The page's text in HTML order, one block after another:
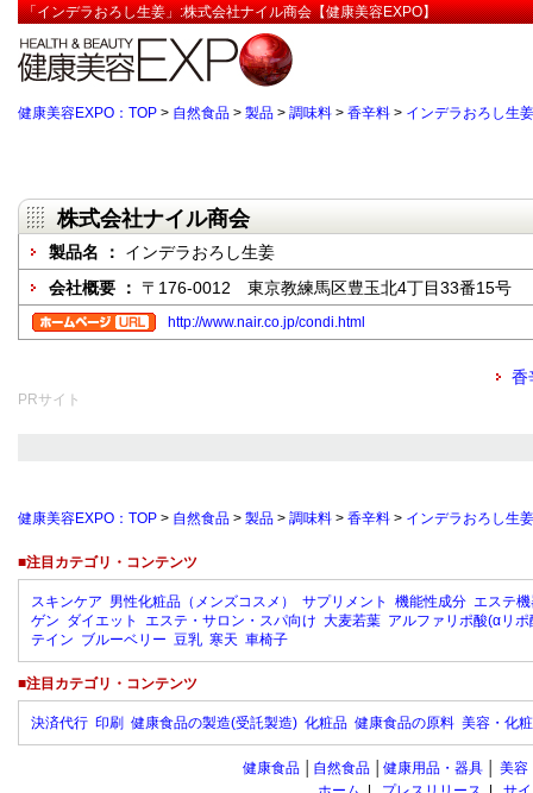
「インデラおろし生姜」:株式会社ナイル商会【健康美容EXPO】
健康美容EXPO：TOP > 自然食品 > 製品 > 調味料 > 香辛料 > インデラおろし生姜
株式会社ナイル商会
製品名 ： インデラおろし生姜
会社概要 ： 〒176-0012 東京教練馬区豊玉北4丁目33番15号
http://www.nair.co.jp/condi.html
香
PRサイト
健康美容EXPO：TOP > 自然食品 > 製品 > 調味料 > 香辛料 > インデラおろし生姜
■注目カテゴリ・コンテンツ
スキンケア 男性化粧品（メンズコスメ） サプリメント 機能性成分 エステ
ゲン ダイエット エステ・サロン・スパ向け 大麦若葉 アルファリポ酸(αリポ
テイン ブルーベリー 豆乳 寒天 車椅子
■注目カテゴリ・コンテンツ
決済代行 印刷 健康食品の製造(受託製造) 化粧品 健康食品の原料 美容・化
健康食品 自然食品 健康用品・器具 美容